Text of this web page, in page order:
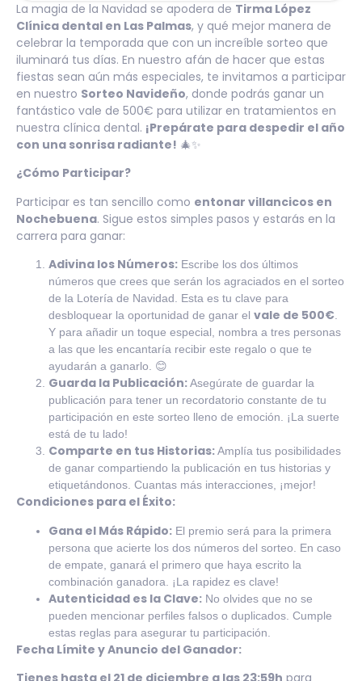
La magia de la Navidad se apodera de Tirma López
Clínica dental en Las Palmas, y qué mejor manera de
celebrar la temporada que con un increíble sorteo que
iluminará tus días. En nuestro afán de hacer que estas
fiestas sean aún más especiales, te invitamos a participar
en nuestro Sorteo Navideño, donde podrás ganar un
fantástico vale de 500€ para utilizar en tratamientos en
nuestra clínica dental. ¡Prepárate para despedir el año
con una sonrisa radiante! 🎄✨
¿Cómo Participar?
Participar es tan sencillo como entonar villancicos en
Nochebuena. Sigue estos simples pasos y estarás en la
carrera para ganar:
Adivina los Números: Escribe los dos últimos
números que crees que serán los agraciados en el sorteo
de la Lotería de Navidad. Esta es tu clave para
desbloquear la oportunidad de ganar el vale de 500€
Y para añadir un toque especial, nombra a tres personas
a las que les encantaría recibir este regalo o que te
ayudarán a ganarlo. 😊
Guarda la Publicación:Asegúrate de guardar la
publicación para tener un recordatorio constante de tu
participación en este sorteo lleno de emoción. ¡La suerte
está de tu lado!
Comparte en tus Historias:Amplía tus posibilidades
de ganar compartiendo la publicación en tus historias y
etiquetándonos. Cuantas más interacciones, ¡mejor!
Condiciones para el Éxito:
Gana el Más Rápido: El premio será para la primera
persona que acierte los dos números del sorteo. En caso
de empate, ganará el primero que haya escrito la
combinación ganadora. ¡La rapidez es clave!
Autenticidad es la Clave: No olvides que no se
pueden mencionar perfiles falsos o duplicados. Cumple
estas reglas para asegurar tu participación.
Fecha Límite y Anuncio del Ganador:
Tienes hasta el 21 de diciembre a las 23:59h para